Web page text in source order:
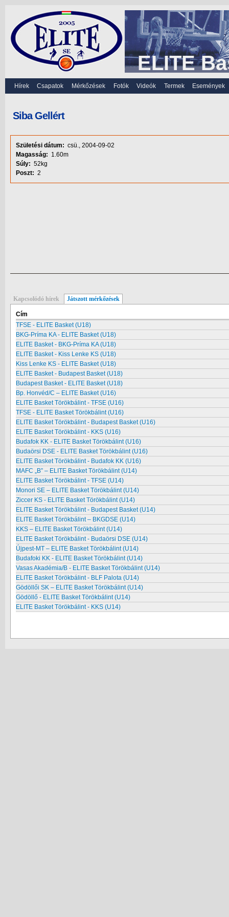
ELITE
Hírek Csapatok Mérkőzések Fotók Videók Termek Események
Siba Gellért
Születési dátum: csü., 2004-09-02
Magasság: 1.60m
Súly: 52kg
Poszt: 2
Kapcsolódó hírek Játszott mérkőzések
Cím
TFSE - ELITE Basket (U18)
BKG-Príma KA - ELITE Basket (U18)
ELITE Basket - BKG-Príma KA (U18)
ELITE Basket - Kiss Lenke KS (U18)
Kiss Lenke KS - ELITE Basket (U18)
ELITE Basket - Budapest Basket (U18)
Budapest Basket - ELITE Basket (U18)
Bp. Honvéd/C – ELITE Basket (U16)
ELITE Basket Törökbálint - TFSE (U16)
TFSE - ELITE Basket Törökbálint (U16)
ELITE Basket Törökbálint - Budapest Basket (U16)
ELITE Basket Törökbálint - KKS (U16)
Budafok KK - ELITE Basket Törökbálint (U16)
Budaörsi DSE - ELITE Basket Törökbálint (U16)
ELITE Basket Törökbálint - Budafok KK (U16)
MAFC „B” – ELITE Basket Törökbálint (U14)
ELITE Basket Törökbálint - TFSE (U14)
Monori SE – ELITE Basket Törökbálint (U14)
Ziccer KS - ELITE Basket Törökbálint (U14)
ELITE Basket Törökbálint - Budapest Basket (U14)
ELITE Basket Törökbálint – BKGDSE (U14)
KKS – ELITE Basket Törökbálint (U14)
ELITE Basket Törökbálint - Budaörsi DSE (U14)
Újpest-MT – ELITE Basket Törökbálint (U14)
Budafoki KK - ELITE Basket Törökbálint (U14)
Vasas Akadémia/B - ELITE Basket Törökbálint (U14)
ELITE Basket Törökbálint - BLF Palota (U14)
Gödöllői SK – ELITE Basket Törökbálint (U14)
Gödöllő - ELITE Basket Törökbálint (U14)
ELITE Basket Törökbálint - KKS (U14)